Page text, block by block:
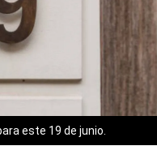
este 19 de junio.